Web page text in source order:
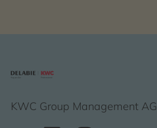
KWC Group Management AG